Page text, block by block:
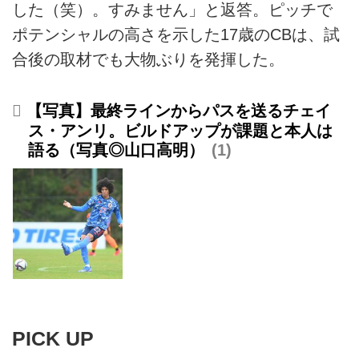
した（笑）。すみません」と返答。ピッチで
ポテンシャルの高さを示した17歳のCBは、試
合後の取材でも大物ぶりを発揮した。
【写真】最終ラインからパスを送るチェイ
ス・アンリ。ビルドアップが課題と本人は
語る（写真◎山口高明）
1
PICK UP